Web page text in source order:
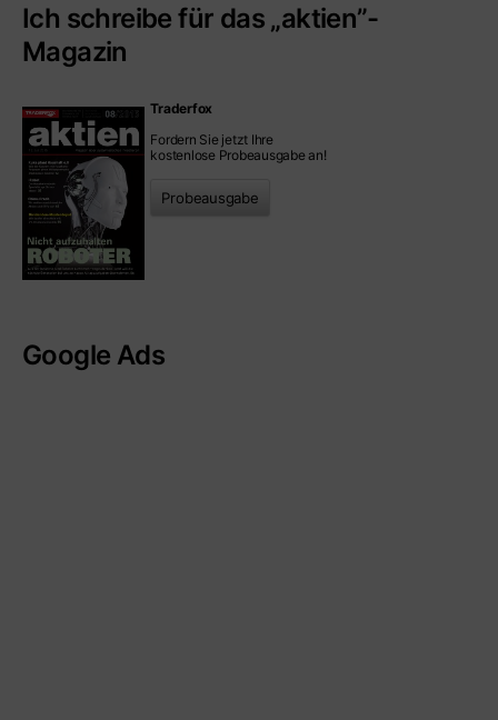
Ich schreibe für das „aktien”-
Magazin
Traderfox
Fordern Sie jetzt Ihre
kostenlose Probeausgabe an!
Probeausgabe
Google Ads